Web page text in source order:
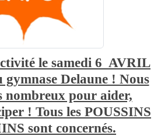
le samedi 6 AVRIL
Delaune ! Nous
nombreux pour aider,
! Tous les POUSSINS
sont concernés.